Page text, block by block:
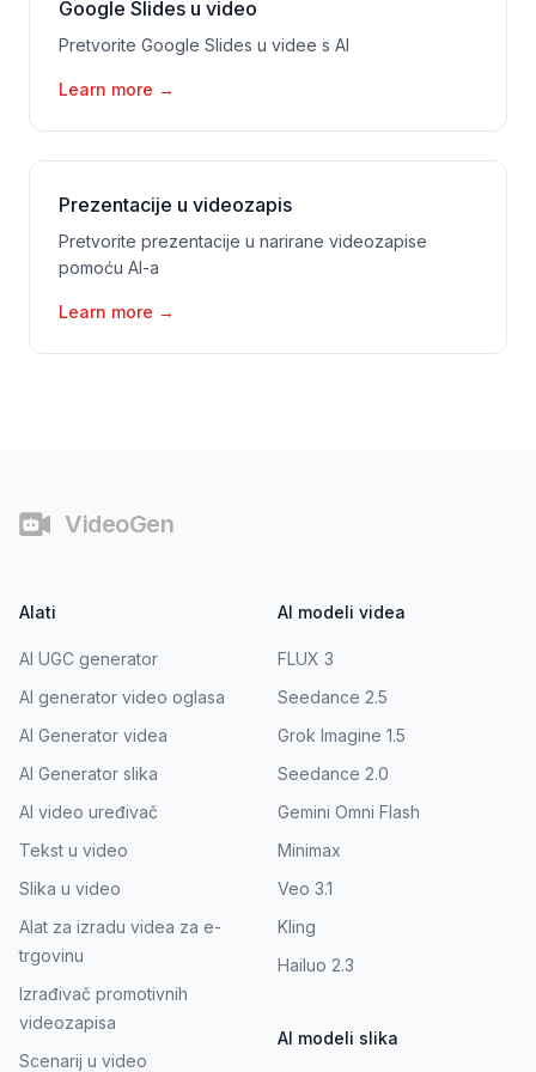
Google Slides u video
Pretvorite Google Slides u videe s AI
Learn more →
Prezentacije u videozapis
Pretvorite prezentacije u narirane videozapise
pomoću AI-a
Learn more →
VideoGen
Alati
AI UGC generator
AI generator video oglasa
AI Generator videa
AI Generator slika
AI video uređivač
Tekst u video
Slika u video
Alat za izradu videa za e-
trgovinu
Izrađivač promotivnih
videozapisa
Scenarij u video
AI modeli videa
FLUX 3
Seedance 2.5
Grok Imagine 1.5
Seedance 2.0
Gemini Omni Flash
Minimax
Veo 3.1
Kling
Hailuo 2.3
AI modeli slika